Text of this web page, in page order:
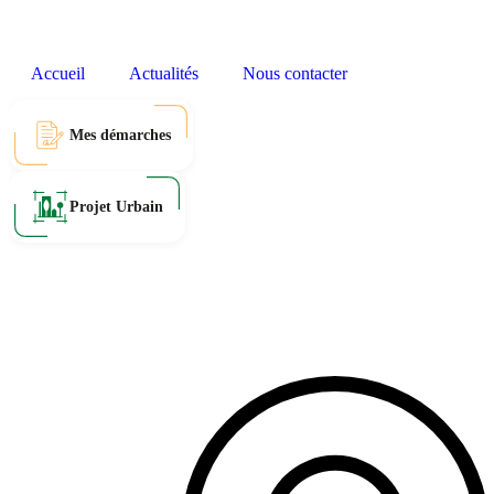
Accueil Actualités Nous contacter
Mes démarches
Projet Urbain